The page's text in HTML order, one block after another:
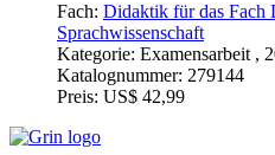
Fach: Didaktik für das Fach
Sprachwissenschaft
Kategorie: Examensarbeit ,
Katalognummer: 279144
Preis: US$ 42,99